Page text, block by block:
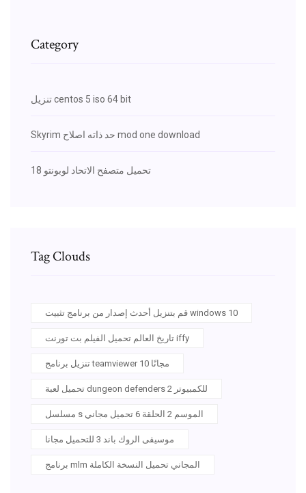
Category
تنزيل centos 5 iso 64 bit
Skyrim حد ذاته اصلاح mod one download
تحميل متصفح الاتحاد لوبونتو 18
Tag Clouds
قم بتنزيل أحدث إصدار من برنامج تثبيت windows 10
تاريخ العالم تحميل الفيلم بت تورنت iffy
تنزيل برنامج teamviewer 10 مجانًا
تحميل لعبة dungeon defenders 2 للكمبيوتر
مسلسل s الموسم 2 الحلقة 6 تحميل مجاني
موسيقى الروك باند 3 للتحميل مجانا
برنامج mlm المجاني تحميل النسخة الكاملة